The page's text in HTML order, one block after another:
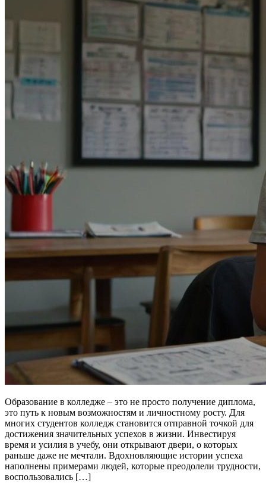
Образование в колледже – это не просто получение диплома,
это путь к новым возможностям и личностному росту. Для
многих студентов колледж становится отправной точкой для
достижения значительных успехов в жизни. Инвестируя
время и усилия в учебу, они открывают двери, о которых
раньше даже не мечтали. Вдохновляющие истории успеха
наполнены примерами людей, которые преодолели трудности,
воспользовались […]